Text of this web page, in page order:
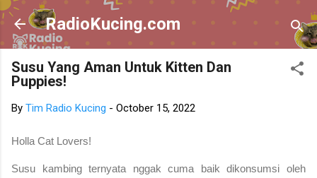
Skip to main content
RadioKucing.com
Susu Yang Aman Untuk Kitten Dan
Puppies!
By Tim Radio Kucing - October 15, 2022
Holla Cat Lovers!
Susu kambing ternyata nggak cuma baik dikonsumsi oleh